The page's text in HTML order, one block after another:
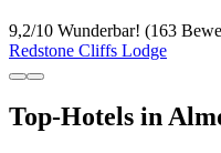
9,2/10 Wunderbar! (163
Redstone Cliffs Lodge
Top-Hotels in